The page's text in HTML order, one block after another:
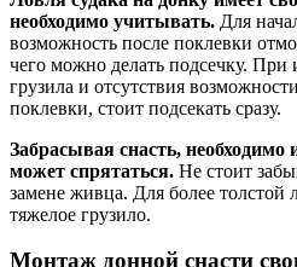
необходимо учитывать. Для
возможность после поклевки
чего можно делать подсечку. При
грузила и отсутствия
поклевки, стоит подсекать сразу.
Забрасывая снасть, необходимо
может спрятаться. Не стоит
замене живца. Для более толстой
тяжелое грузило.
Монтаж донной снасти